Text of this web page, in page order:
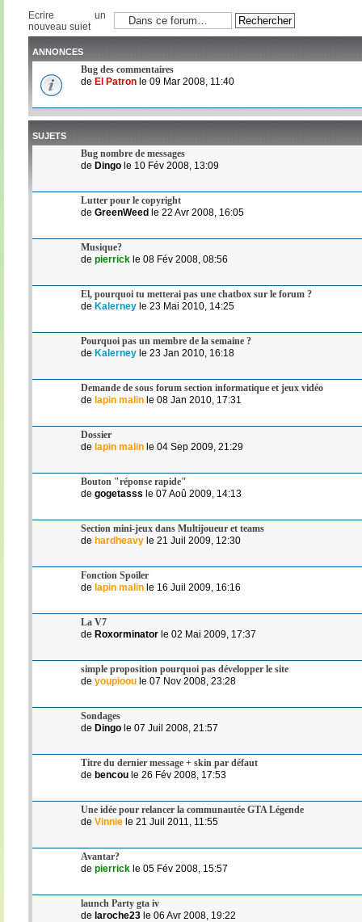
Ecrire un
nouveau sujet
ANNONCES
Bug des commentaires
de El Patronle 09 Mar 2008, 11:40
SUJETS
Bug nombre de messages
de Dingole 10 Fév 2008, 13:09
Lutter pour le copyright
de GreenWeedle 22 Avr 2008, 16:05
Musique?
de pierrickle 08 Fév 2008, 08:56
El, pourquoi tu metterai pas une chatbox sur le forum ?
de Kalerneyle 23 Mai 2010, 14:25
Pourquoi pas un membre de la semaine ?
de Kalerneyle 23 Jan 2010, 16:18
Demande de sous forum section informatique et jeux vidéo
de lapin malinle 08 Jan 2010, 17:31
Dossier
de lapin malinle 04 Sep 2009, 21:29
Bouton "réponse rapide"
de gogetasss le 07 Aoû 2009, 14:13
Section mini-jeux dans Multijoueur et teams
de hardheavyle 21 Juil 2009, 12:30
Fonction Spoiler
de lapin malinle 16 Juil 2009, 16:16
La V7
de Roxorminatorle 02 Mai 2009, 17:37
simple proposition pourquoi pas développer le site
de youpiooule 07 Nov 2008, 23:28
Sondages
de Dingole 07 Juil 2008, 21:57
Titre du dernier message + skin par défaut
de bencoule 26 Fév 2008, 17:53
Une idée pour relancer la communautée GTA Légende
de Vinniele 21 Juil 2011, 11:55
Avantar?
de pierrickle 05 Fév 2008, 15:57
launch Party gta iv
de laroche23le 06 Avr 2008, 19:22